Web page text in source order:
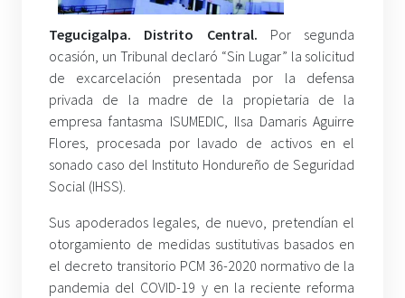
Tegucigalpa. Distrito Central. Por segunda
ocasión, un Tribunal declaró “Sin Lugar” la solicitud
de excarcelación presentada por la defensa
privada de la madre de la propietaria de la
empresa fantasma ISUMEDIC, Ilsa Damaris Aguirre
Flores, procesada por lavado de activos en el
sonado caso del Instituto Hondureño de Seguridad
Social (IHSS).
Sus apoderados legales, de nuevo, pretendían el
otorgamiento de medidas sustitutivas basados en
el decreto transitorio PCM 36-2020 normativo de la
pandemia del COVID-19 y en la reciente reforma